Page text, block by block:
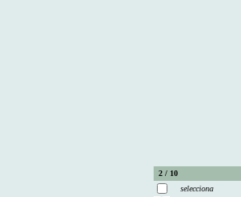
2 / 10
selecciona